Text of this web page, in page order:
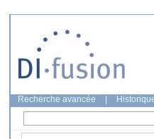
Recherche avancée